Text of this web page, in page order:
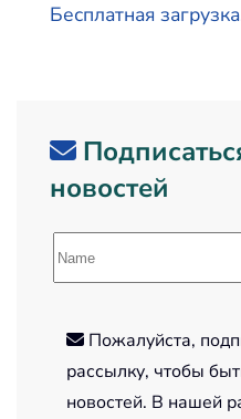
Бесплатная
новостей
Пожалуйста,
рассылку, чтобы
новостей. В нашей